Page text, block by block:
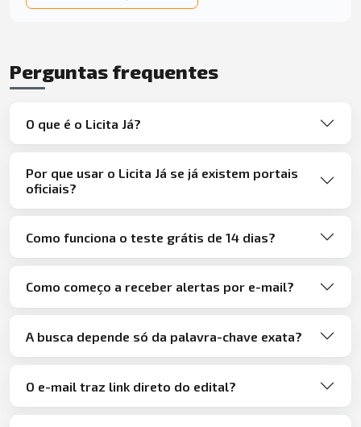
Perguntas frequentes
O que é o Licita Já?
Por que usar o Licita Já se já existem portais
oficiais?
Como funciona o teste grátis de 14 dias?
Como começo a receber alertas por e-mail?
A busca depende só da palavra-chave exata?
O e-mail traz link direto do edital?